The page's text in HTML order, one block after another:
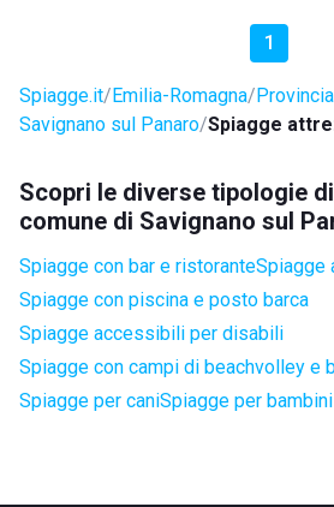
1
Spiagge.it Emilia-Romagna
Savignano sul Panaro Spiagge
Scopri le diverse tipologie
comune di Savignano sul
Spiagge con bar e ristoranteSpiagge
Spiagge con piscina e posto barca
Spiagge accessibili per disabili
Spiagge con campi di beachvolley e
Spiagge per caniSpiagge per bambini